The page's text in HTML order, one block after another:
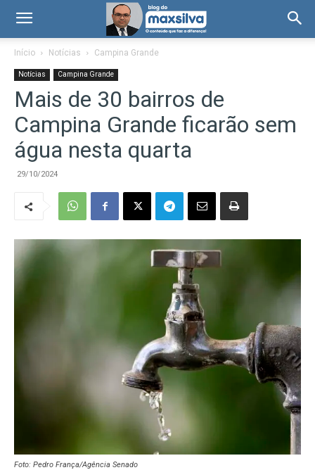
Início Notícias Campina Grande
Notícias Campina Grande
Mais de 30 bairros de
Campina Grande ficarão sem
água nesta quarta
29/10/2024
Foto: Pedro França/Agência Senado